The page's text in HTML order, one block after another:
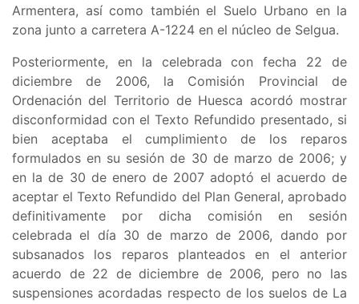
Armentera, así como también el Suelo Urbano en la
zona junto a carretera A-1224 en el núcleo de Selgua.
Posteriormente, en la celebrada con fecha 22 de
diciembre de 2006, la Comisión Provincial de
Ordenación del Territorio de Huesca acordó mostrar
disconformidad con el Texto Refundido presentado, si
bien aceptaba el cumplimiento de los reparos
formulados en su sesión de 30 de marzo de 2006; y
en la de 30 de enero de 2007 adoptó el acuerdo de
aceptar el Texto Refundido del Plan General, aprobado
definitivamente por dicha comisión en sesión
celebrada el día 30 de marzo de 2006, dando por
subsanados los reparos planteados en el anterior
acuerdo de 22 de diciembre de 2006, pero no las
suspensiones acordadas respecto de los suelos de La